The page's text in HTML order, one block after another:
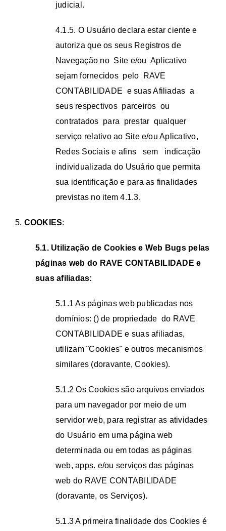
judicial.
4.1.5. O Usuário declara estar ciente e
autoriza que os seus Registros de
Navegação no Site e/ou Aplicativo
sejam fornecidos pelo RAVE
CONTABILIDADE e suas Afiliadas a
seus respectivos parceiros ou
contratados para prestar qualquer
serviço relativo ao Site e/ou Aplicativo,
Redes Sociais e afins sem indicação
individualizada do Usuário que permita
sua identificação e para as finalidades
previstas no item 4.1.3.
5. COOKIES:
5.1. Utilização de Cookies e Web Bugs pelas
páginas web do RAVE CONTABILIDADE e
suas afiliadas:
5.1.1 As páginas web publicadas nos
domínios: () de propriedade do RAVE
CONTABILIDADE e suas afiliadas,
utilizam ¨Cookies¨ e outros mecanismos
similares (doravante, Cookies).
5.1.2 Os Cookies são arquivos enviados
para um navegador por meio de um
servidor web, para registrar as atividades
do Usuário em uma página web
determinada ou em todas as páginas
web, apps. e/ou serviços das páginas
web do RAVE CONTABILIDADE
(doravante, os Serviços).
5.1.3 A primeira finalidade dos Cookies é